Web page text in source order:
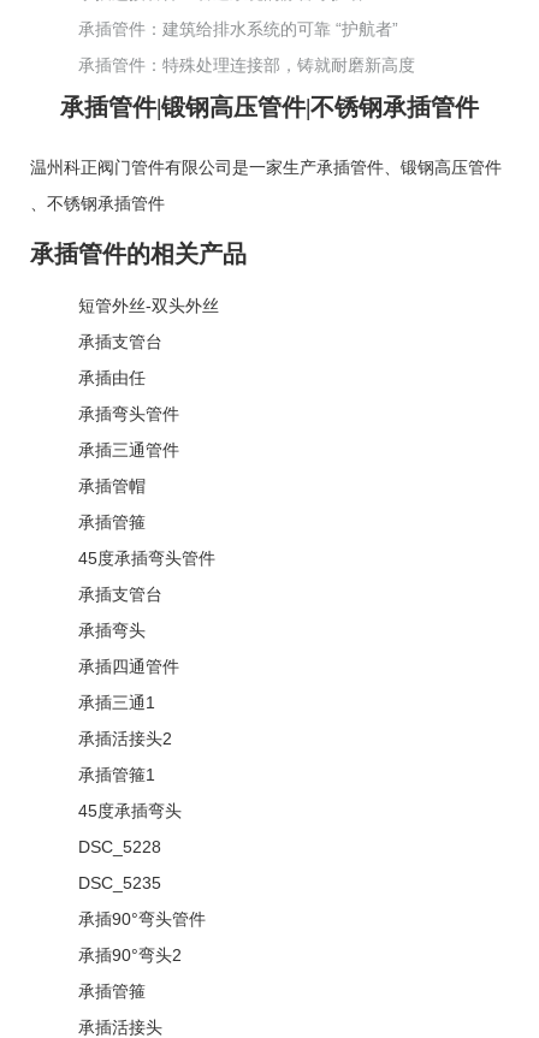
承插管件：建筑给排水系统的可靠 “护航者”
承插管件：特殊处理连接部，铸就耐磨新高度
承插管件|锻钢高压管件|不锈钢承插管件
温州科正阀门管件有限公司是一家生产承插管件
锻钢高压管件
不锈钢承插管件
承插管件的相关产品
短管外丝-双头外丝
承插支管台
承插由任
承插弯头管件
承插三通管件
承插管帽
承插管箍
45度承插弯头管件
承插支管台
承插弯头
承插四通管件
承插三通1
承插活接头2
承插管箍1
45度承插弯头
DSC_5228
DSC_5235
承插90°弯头管件
承插90°弯头2
承插管箍
承插活接头